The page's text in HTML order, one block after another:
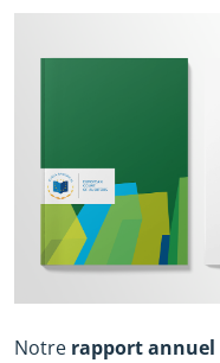
Notre rapport annuel